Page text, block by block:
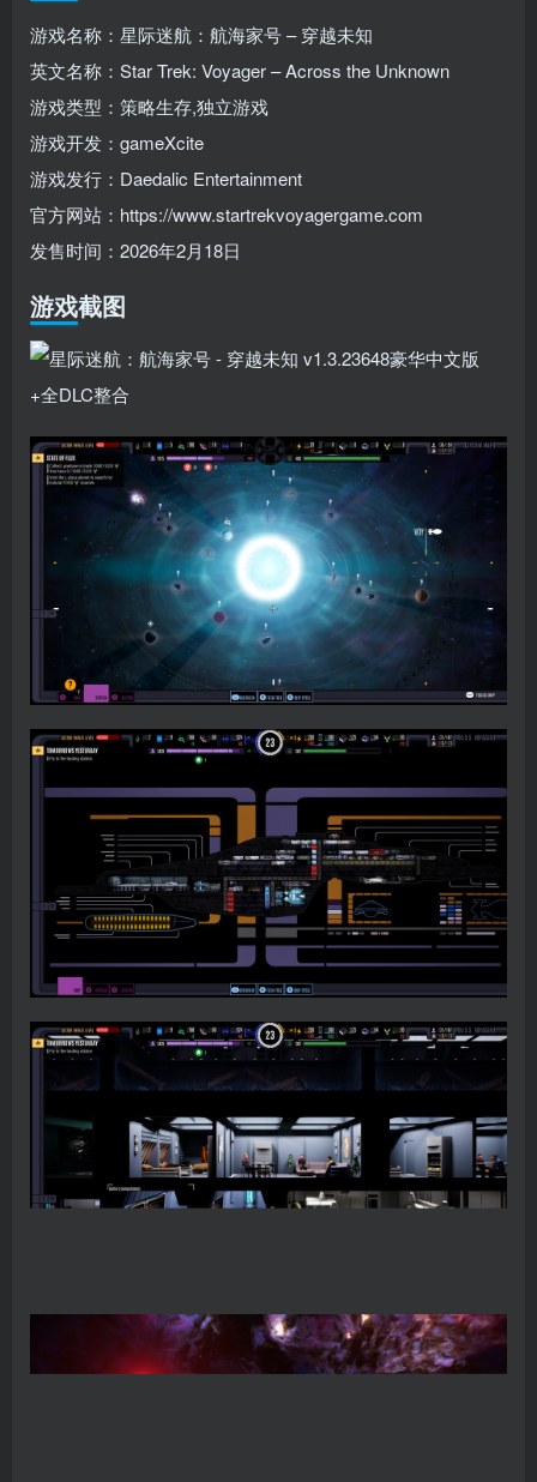
游戏名称：星际迷航：航海家号 – 穿越未知
英文名称：Star Trek: Voyager – Across the Unknown
游戏类型：策略生存,独立游戏
游戏开发：gameXcite
游戏发行：Daedalic Entertainment
官方网站：https://www.startrekvoyagergame.com
发售时间：2026年2月18日
游戏截图